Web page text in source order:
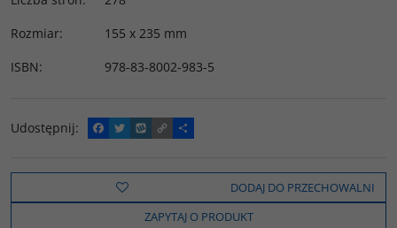
Rozmiar:
155 x 235 mm
ISBN: 978-83-8002-983-5
Udostępnij:
F
a
e
o
T
w
t
t
e
W
y
o
C
o
y
i
n
P
o
z
e
l
DODAJ DO PRZECHOWALNI
ZAPYTAJ O PRODUKT